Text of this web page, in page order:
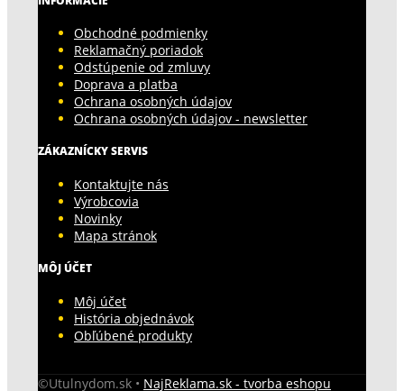
Obchodné podmienky
Reklamačný poriadok
Odstúpenie od zmluvy
Doprava a platba
Ochrana osobných údajov
Ochrana osobných údajov - newsletter
ZÁKAZNÍCKY SERVIS
Kontaktujte nás
Výrobcovia
Novinky
Mapa stránok
MÔJ ÚČET
Môj účet
História objednávok
Obľúbené produkty
©Utulnydom.sk • NajReklama.sk - tvorba eshopu